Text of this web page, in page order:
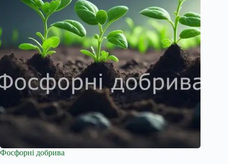
Фосфорні добрива